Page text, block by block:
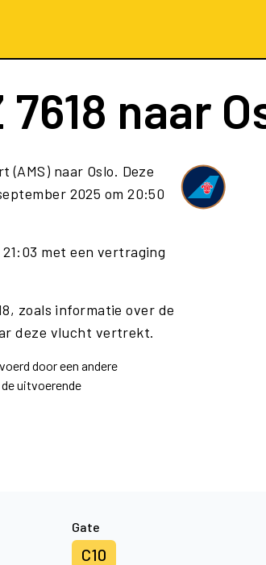
7618 naar
naar Oslo. Deze
2025 om 20:50
met een vertraging
zoals informatie over de
deze vlucht vertrekt.
door een andere
uitvoerende
Gate
C10